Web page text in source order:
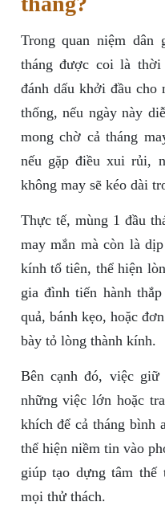
Trong quan niệm dân
tháng được coi là
đánh dấu khởi đầu
thống, nếu ngày này
mong chờ cả tháng
nếu gặp điều xui rủi,
không may sẽ kéo dài
Thực tế, mùng 1 đầu
may mắn mà còn là
kính tổ tiên, thể hiện
gia đình tiến hành
quả, bánh kẹo, hoặc
bày tỏ lòng thành kính.
Bên cạnh đó, việc
những việc lớn hoặc
khích để cả tháng bình
thể hiện niềm tin vào
giúp tạo dựng tâm
mọi thử thách.